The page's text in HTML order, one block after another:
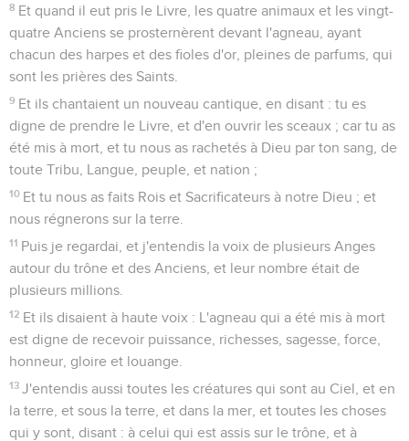
8 Et quand il eut pris le Livre, les quatre animaux et les vingt-
quatre Anciens se prosternèrent devant l'agneau, ayant
chacun des harpes et des fioles d'or, pleines de parfums, qui
sont les prières des Saints.
9 Et ils chantaient un nouveau cantique, en disant : tu es
digne de prendre le Livre, et d'en ouvrir les sceaux ; car tu as
été mis à mort, et tu nous as rachetés à Dieu par ton sang, de
toute Tribu, Langue, peuple, et nation ;
10 Et tu nous as faits Rois et Sacrificateurs à notre Dieu ; et
nous régnerons sur la terre.
11 Puis je regardai, et j'entendis la voix de plusieurs Anges
autour du trône et des Anciens, et leur nombre était de
plusieurs millions.
12 Et ils disaient à haute voix : L'agneau qui a été mis à mort
est digne de recevoir puissance, richesses, sagesse, force,
honneur, gloire et louange.
13 J'entendis aussi toutes les créatures qui sont au Ciel, et en
la terre, et sous la terre, et dans la mer, et toutes les choses
qui y sont, disant : à celui qui est assis sur le trône, et à